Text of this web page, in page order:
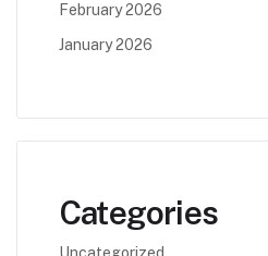
February 2026
January 2026
Categories